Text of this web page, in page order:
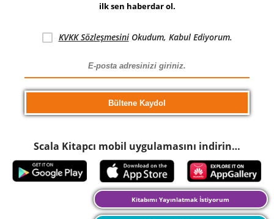
ilk sen haberdar ol.
KVKK SözleşmesiniOkudum, Kabul Ediyorum.
Scala Kitapcı mobil uygulamasını indirin…
Kitabımı Yayınlatmak İstiyorum